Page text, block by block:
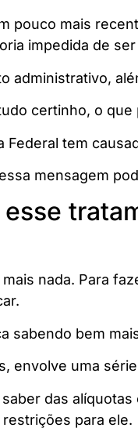
pouco mais
impedida de
administrativo,
certinho, o
Federal tem
mensagem
nada. Para
sabendo bem
envolve uma
das
para ele.